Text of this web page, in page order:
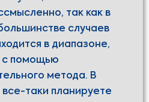
так как в
случаев
в диапазоне,
с помощью
метода. В
таки планируете